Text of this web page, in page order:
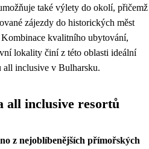
také výlety do okolí, přičemž
zájezdy do historických měst
kvalitního ubytování,
lokality činí z této oblasti ideální
all inclusive v Bulharsku.
all inclusive resortů
z nejoblíbenějších přímořských